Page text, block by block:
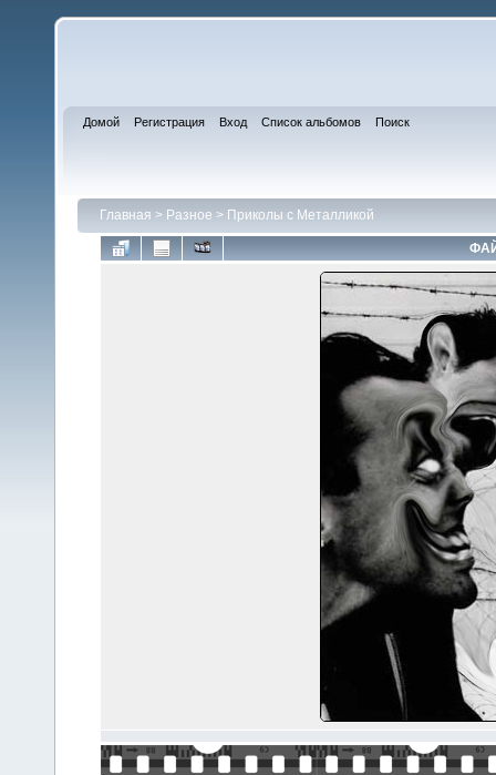
Домой Регистрация Вход Список альбомов Поиск
Главная > Разное > Приколы с Металликой